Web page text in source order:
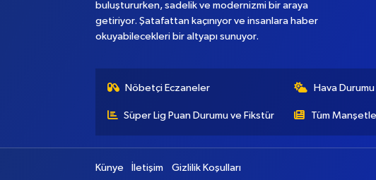
buluştururken, sadelik ve modernizmi bir araya
getiriyor. Şatafattan kaçınıyor ve insanlara haber
okuyabilecekleri bir altyapı sunuyor.
Nöbetçi Eczaneler Hava Durumu
Süper Lig Puan Durumu ve Fikstür Tüm
Künye İletişim Gizlilik Koşulları